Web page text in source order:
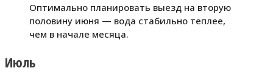
Оптимально планировать выезд на вторую
половину июня — вода стабильно теплее,
чем в начале месяца.
Июль